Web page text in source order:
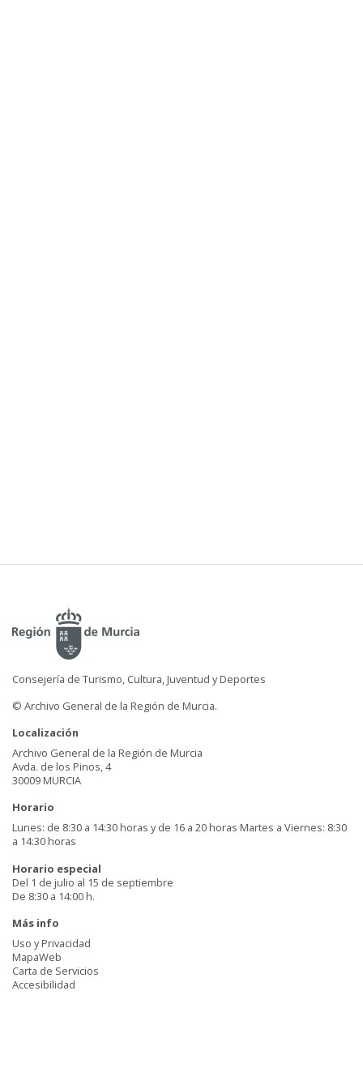
Consejería de Turismo, Cultura, Juventud y Deportes
© Archivo General de la Región de Murcia.
Localización
Archivo General de la Región de Murcia
Avda. de los Pinos, 4
30009 MURCIA
Horario
Lunes: de 8:30 a 14:30 horas y de 16 a 20 horas Martes a Viernes: 8:30
a 14:30 horas
Horario especial
Del 1 de julio al 15 de septiembre
De 8:30 a 14:00 h.
Más info
Uso y Privacidad
MapaWeb
Carta de Servicios
Accesibilidad